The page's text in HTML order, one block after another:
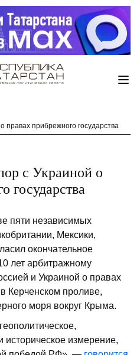
правах прибрежного государства
с Украиной о
государства
пяти независимых
Мексики,
окончательное
лет арбитражному
и Украиной о правах
Керченском проливе,
моря вокруг Крыма.
измерение,